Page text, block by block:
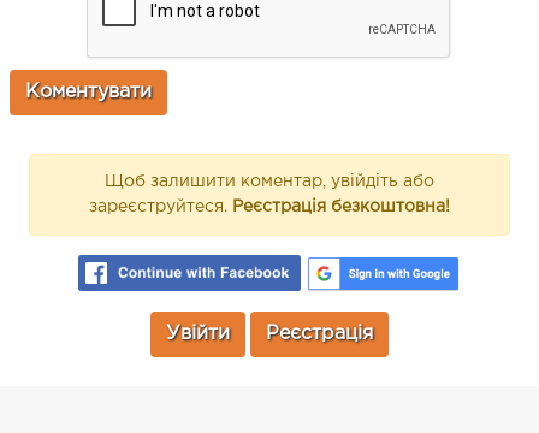
Щоб залишити коментар, увійдіть або
зареєструйтеся. Реєстрація безкоштовна!
Увійти Реєстрація